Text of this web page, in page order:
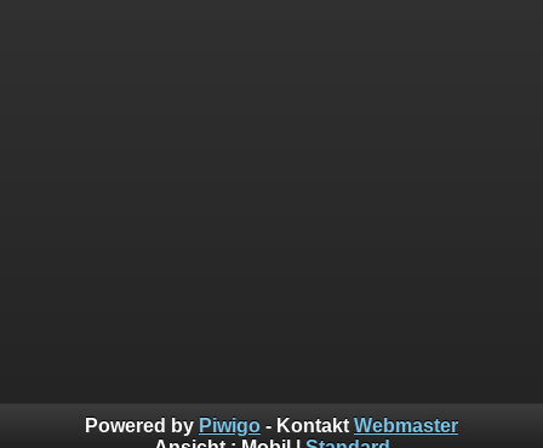
Powered by Piwigo - Kontakt Webmaster